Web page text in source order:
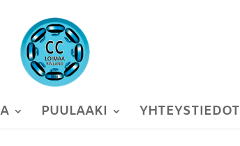
PUULAAKI YHTEYSTIEDOT